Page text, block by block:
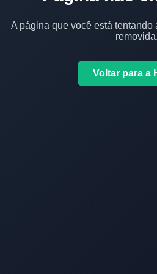
A página que você está tentando
removida.
Voltar para a